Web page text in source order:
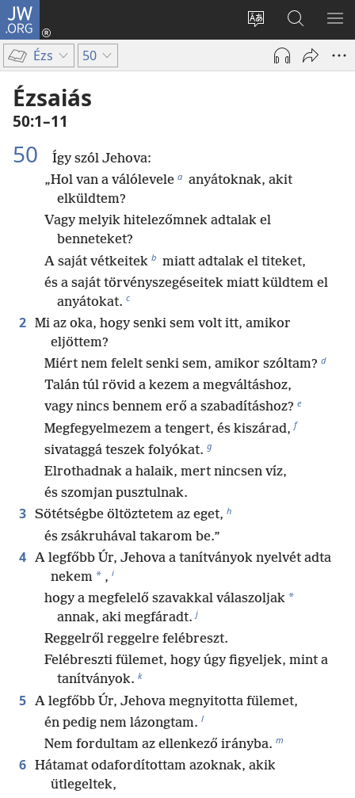
JW.ORG
Oldal
nyelvének
megváltoztatása
Bejelentkezés
(opens
window)
Keresés
a jw.org
honlapon
Ézs 50
Ézsaiás
50:1–11
50
Így szól Jehova:
„Hol van a válólevele a anyátoknak, akit
elküldtem?
Vagy melyik hitelezőmnek adtalak el
benneteket?
A saját vétkeitek b miatt adtalak el titeket,
és a saját törvényszegéseitek miatt küldtem el
anyátokat. c
2 Mi az oka, hogy senki sem volt itt, amikor
eljöttem?
Miért nem felelt senki sem, amikor szóltam? d
Talán túl rövid a kezem a megváltáshoz,
vagy nincs bennem erő a szabadításhoz? e
Megfegyelmezem a tengert, és kiszárad, f
sivataggá teszek folyókat. g
Elrothadnak a halaik, mert nincsen víz,
és szomjan pusztulnak.
3 Sötétségbe öltöztetem az eget, h
és zsákruhával takarom be.”
4 A legfőbb Úr, Jehova a tanítványok nyelvét adta
nekem * , i
hogy a megfelelő szavakkal válaszoljak *
annak, aki megfáradt. j
Reggelről reggelre felébreszt.
Felébreszti fülemet, hogy úgy figyeljek, mint a
tanítványok. k
5 A legfőbb Úr, Jehova megnyitotta fülemet,
én pedig nem lázongtam. l
Nem fordultam az ellenkező irányba. m
6 Hátamat odafordítottam azoknak, akik
ütlegeltek,